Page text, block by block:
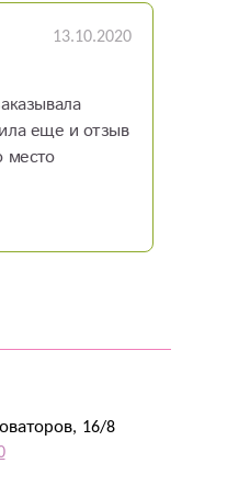
13.10.2020
еще и отзыв
место
16/8